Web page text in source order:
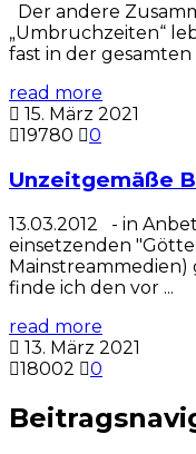
Der andere
„Umbruchzeiten“
fast in der gesamten
read more
15. März 2021
19780
0
Unzeitgemäße
13.03.2012 - in
einsetzenden
finde ich den vor ...
read more
13. März 2021
18002
0